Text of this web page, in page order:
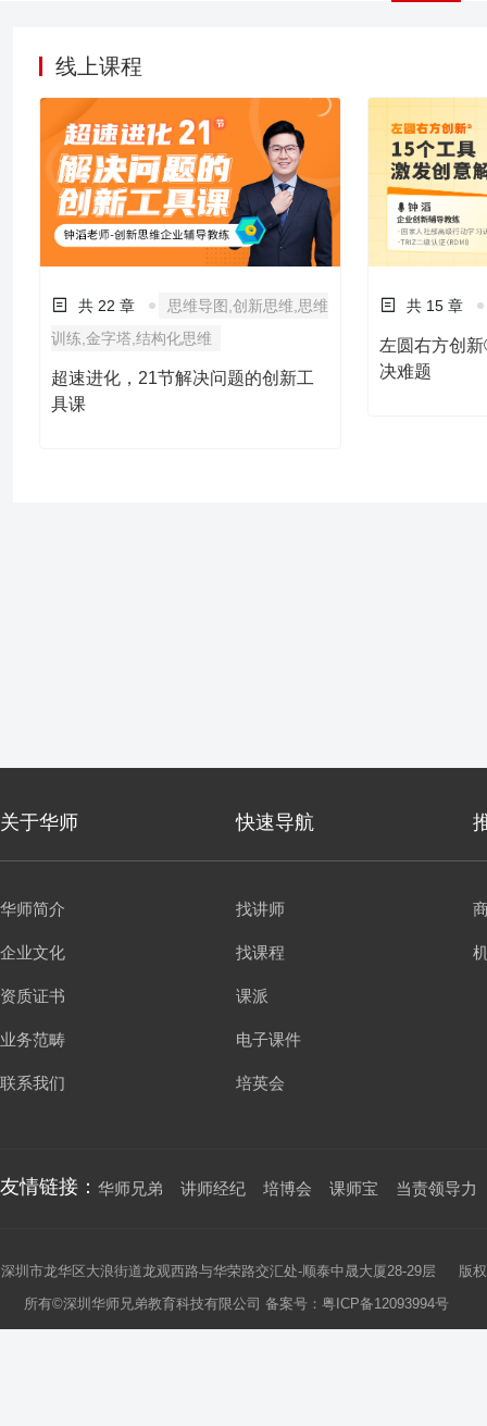
线上课程
共 22 章
思维导图,创新思维,思维
训练,金字塔,结构化思维
超速进化，21节解决问题的创新工
具课
共 15 章
左圆右方创
决难题
关于华师 快速导航
华师简介
企业文化
资质证书
业务范畴
联系我们
找讲师
找课程
课派
电子课件
培英会
友情链接： 华师兄弟 讲师经纪 培博会 课师宝 当责领导力
深圳市龙华区大浪街道龙观西路与华荣路交汇处-顺泰中晟大厦28-29层 版权
所有©深圳华师兄弟教育科技有限公司 备案号： 粤ICP备12093994号